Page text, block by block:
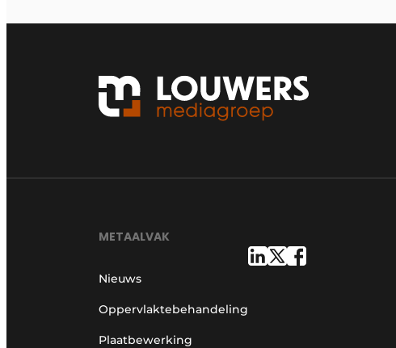
METAALVAK
Nieuws
Oppervlaktebehandeling
Plaatbewerking